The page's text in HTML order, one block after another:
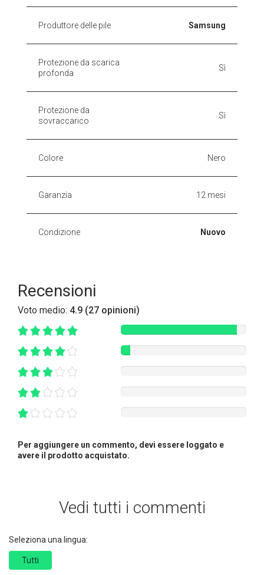
Produttore delle pile Samsung
Protezione da scarica
profonda
Sì
Protezione da
sovraccarico
Sì
Colore Nero
Garanzia 12 mesi
Condizione Nuovo
Recensioni
Voto medio: 4.9 (27 opinioni)
Per aggiungere un commento, devi essere loggato e
avere il prodotto acquistato.
Vedi tutti i commenti
Seleziona una lingua:
Tutti